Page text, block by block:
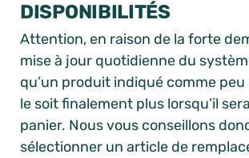
DISPONIBILITÉS
Attention, en raison de la forte
mise à jour quotidienne du
qu’un produit indiqué comme
le soit finalement plus lorsqu’il
panier. Nous vous conseillons
sélectionner un article de